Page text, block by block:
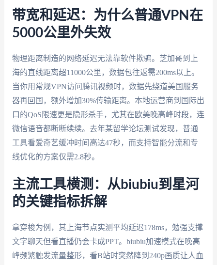
带宽和延迟：为什么普通VPN在
5000公里外失效
物理距离制造的网络延迟无法靠软件欺骗。芝加哥到上
海的直线距离超11000公里，数据包往返需200ms以上。
当你用常规VPN访问腾讯视频时，数据先绕道美国服务
器再回国，额外增加30%传输距离。本地运营商到国际出
口的QoS限速更是隐形杀手，尤其在欧美晚高峰时段，连
微信语音都断断续续。去年某留学论坛测试发现，普通
工具看爱奇艺缓冲时间高达47秒，而支持智能分流和专
线优化的方案仅需2.8秒。
主流工具横测：从biubiu到星河
的关键指标拆解
拿穿梭为例，其上海节点实测平均延迟178ms，勉强支撑
文字聊天但看直播仍会卡成PPT。biubiu加速模式在晚高
峰频繁触发流量整形，看B站时突然降到240p画质让人血